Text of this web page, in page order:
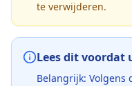
te verwijderen.
Lees dit voordat
Belangrijk: Volgens